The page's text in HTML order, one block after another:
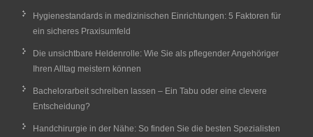
Hygienestandards in medizinischen Einrichtungen: 5 Faktoren für
ein sicheres Praxisumfeld
Die unsichtbare Heldenrolle: Wie Sie als pflegender Angehöriger
Ihren Alltag meistern können
Bachelorarbeit schreiben lassen – Ein Tabu oder eine clevere
Entscheidung?
Handchirurgie in der Nähe: So finden Sie die besten Spezialisten